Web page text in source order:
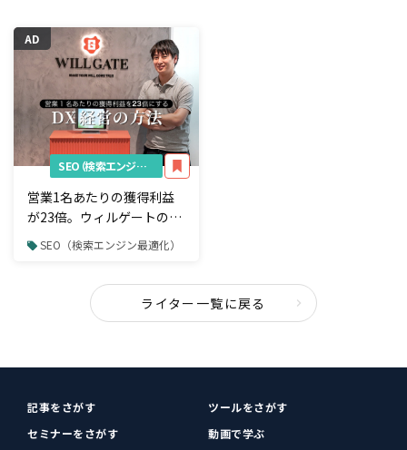
AD
SEO（検索エンジン最適化）
営業1名あたりの獲得利益
が23倍。ウィルゲートの
「DX化した経営」のノウハ
SEO（検索エンジン最適化）
ライター一覧に戻る
記事をさがす
ツールをさがす
セミナーをさがす
動画で学ぶ